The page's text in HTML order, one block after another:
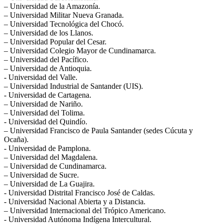
– Universidad de la Amazonía.
– Universidad Militar Nueva Granada.
– Universidad Tecnológica del Chocó.
– Universidad de los Llanos.
– Universidad Popular del Cesar.
– Universidad Colegio Mayor de Cundinamarca.
– Universidad del Pacífico.
– Universidad de Antioquia.
​- Universidad del Valle.
– Universidad Industrial de Santander (UIS).
​- Universidad de Cartagena.
– Universidad de Nariño.
– Universidad del Tolima.
​- Universidad del Quindío.
– Universidad Francisco de Paula Santander (sedes Cúcuta y
Ocaña).
​- Universidad de Pamplona.
– Universidad del Magdalena.
– Universidad de Cundinamarca.
– Universidad de Sucre.
– Universidad de La Guajira.
​- Universidad Distrital Francisco José de Caldas.
​- Universidad Nacional Abierta y a Distancia.
– Universidad Internacional del Trópico Americano.
​- Universidad Autónoma Indígena Intercultural.